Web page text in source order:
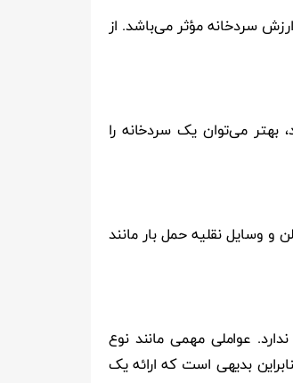
سردخانه مؤثر می‌باشد. از
بهتر می‌توان یک سردخانه را
وسایل نقلیه حمل بار مانند
عواملی مهمی مانند نوع
بدیهی‌ است که ارائه یک